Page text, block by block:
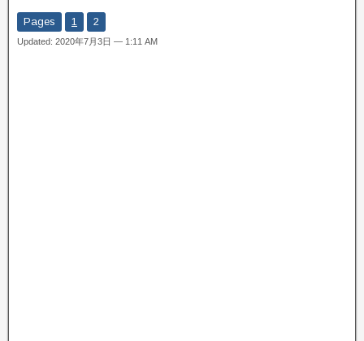
Pages 1 2
Updated: 2020年7月3日 — 1:11 AM